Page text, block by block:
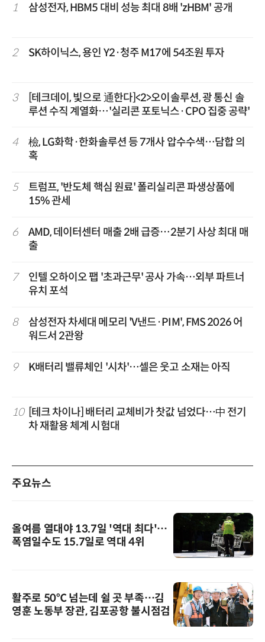
1 삼성전자, HBM5 대비 성능 최대 8배 'zHBM' 공개
2 SK하이닉스, 용인 Y2·청주 M17에 54조원 투자
3
[테크데이, 빛으로 通한다]<2>오이솔루션, 광 통신 솔
루션 수직 계열화…'실리콘 포토닉스·CPO 집중 공략'
4
檢, LG화학·한화솔루션 등 7개사 압수수색…담합 의
혹
5
트럼프, '반도체 핵심 원료' 폴리실리콘 파생상품에
15% 관세
6
AMD, 데이터센터 매출 2배 급증…2분기 사상 최대 매
출
7
인텔 오하이오 팹 '초과근무' 공사 가속…외부 파트너
유치 포석
8
삼성전자 차세대 메모리 'V낸드·PIM', FMS 2026 어
워드서 2관왕
9 K배터리 밸류체인 '시차'…셀은 웃고 소재는 아직
10
[테크 차이나] 배터리 교체비가 찻값 넘었다…中 전기
차 재활용 체계 시험대
주요뉴스
올여름 열대야 13.7일 '역대 최다'…
폭염일수도 15.7일로 역대 4위
활주로 50℃ 넘는데 쉴 곳 부족…김
영훈 노동부 장관, 김포공항 불시점검